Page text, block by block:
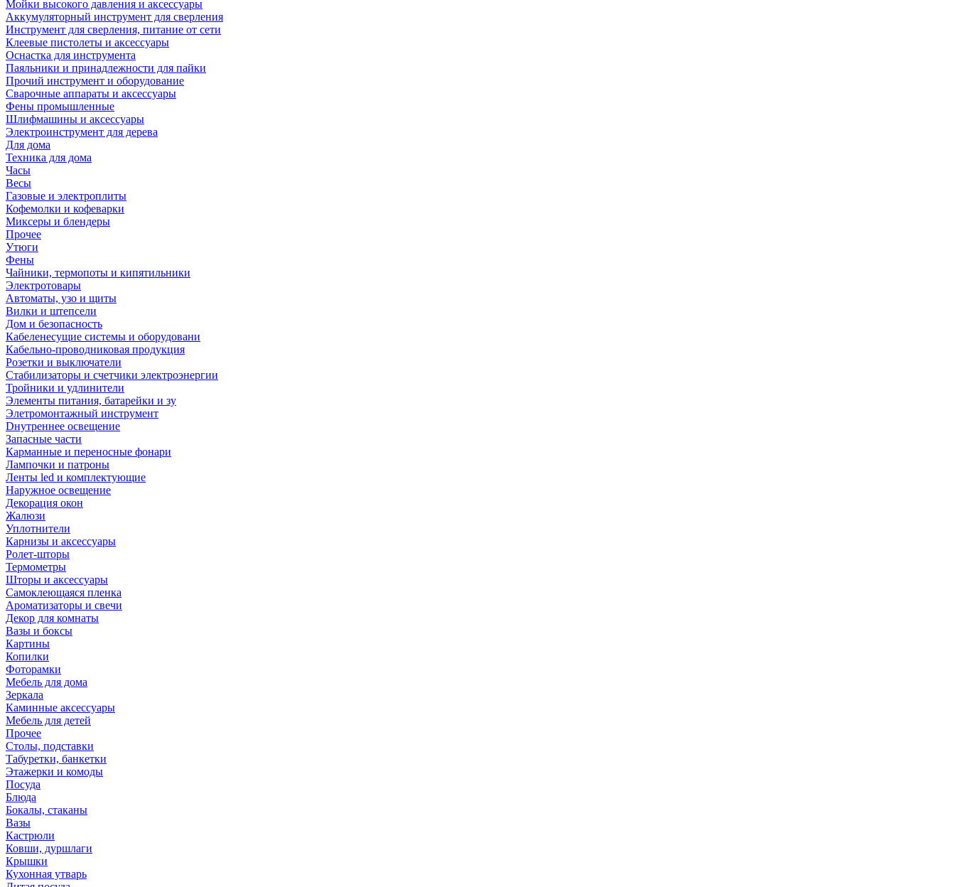
Мойки высокого давления и аксессуары
Аккумуляторный инструмент для сверления
Инструмент для сверления, питание от сети
Клеевые пистолеты и аксессуары
Оснастка для инструмента
Паяльники и принадлежности для пайки
Прочий инструмент и оборудование
Сварочные аппараты и аксессуары
Фены промышленные
Шлифмашины и аксессуары
Электроинструмент для дерева
Для дома
Техника для дома
Часы
Весы
Газовые и электроплиты
Кофемолки и кофеварки
Миксеры и блендеры
Прочее
Утюги
Фены
Чайники, термопоты и кипятильники
Электротовары
Автоматы, узо и щиты
Вилки и штепсели
Дом и безопасность
Кабеленесущие системы и оборудовани
Кабельно-проводниковая продукция
Розетки и выключатели
Стабилизаторы и счетчики электроэнергии
Тройники и удлинители
Элементы питания, батарейки и зу
Элетромонтажный инструмент
Dнутреннее освещение
Запасные части
Карманные и переносные фонари
Лампочки и патроны
Ленты led и комплектующие
Наружное освещение
Декорация окон
Жалюзи
Уплотнители
Карнизы и аксессуары
Ролет-шторы
Термометры
Шторы и аксессуары
Самоклеющаяся пленка
Ароматизаторы и свечи
Декор для комнаты
Вазы и боксы
Картины
Копилки
Фоторамки
Мебель для дома
Зеркала
Каминные аксессуары
Мебель для детей
Прочее
Столы, подставки
Табуретки, банкетки
Этажерки и комоды
Посуда
Блюда
Бокалы, стаканы
Вазы
Кастрюли
Ковши, дуршлаги
Крышки
Кухонная утварь